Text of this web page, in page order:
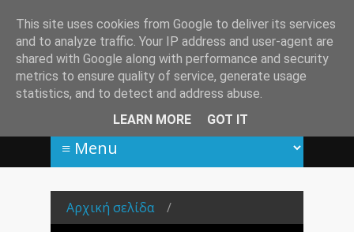
Αρχική σελίδα /
This site uses cookies from Google to deliver its services
and to analyze traffic. Your IP address and user-agent are
shared with Google along with performance and security
metrics to ensure quality of service, generate usage
statistics, and to detect and address abuse.
LEARN MORE
GOT IT